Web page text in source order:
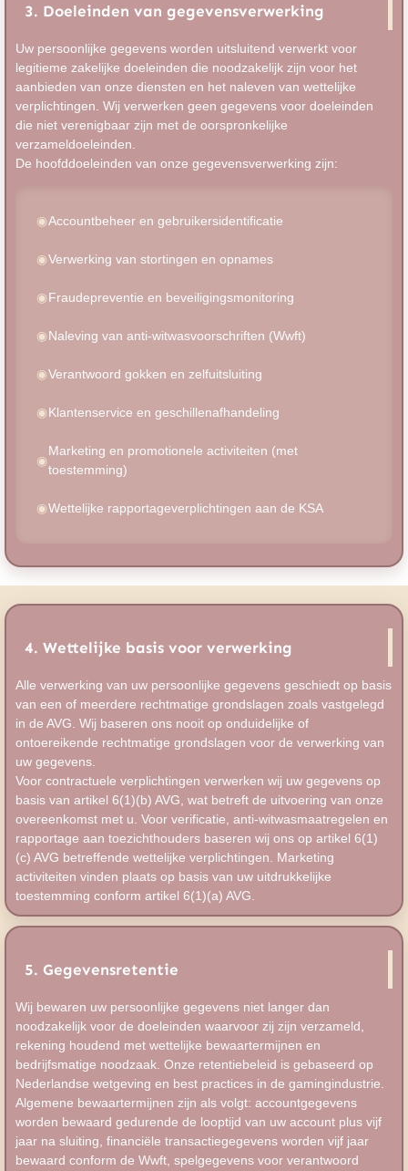
3. Doeleinden van gegevensverwerking
Uw persoonlijke gegevens worden uitsluitend verwerkt voor
legitieme zakelijke doeleinden die noodzakelijk zijn voor het
aanbieden van onze diensten en het naleven van wettelijke
verplichtingen. Wij verwerken geen gegevens voor doeleinden
die niet verenigbaar zijn met de oorspronkelijke
verzameldoeleinden.
De hoofddoeleinden van onze gegevensverwerking zijn:
Accountbeheer en gebruikersidentificatie
Verwerking van stortingen en opnames
Fraudepreventie en beveiligingsmonitoring
Naleving van anti-witwasvoorschriften (Wwft)
Verantwoord gokken en zelfuitsluiting
Klantenservice en geschillenafhandeling
Marketing en promotionele activiteiten (met
toestemming)
Wettelijke rapportageverplichtingen aan de KSA
4. Wettelijke basis voor verwerking
Alle verwerking van uw persoonlijke gegevens geschiedt op basis
van een of meerdere rechtmatige grondslagen zoals vastgelegd
in de AVG. Wij baseren ons nooit op onduidelijke of
ontoereikende rechtmatige grondslagen voor de verwerking van
uw gegevens.
Voor contractuele verplichtingen verwerken wij uw gegevens op
basis van artikel 6(1)(b) AVG, wat betreft de uitvoering van onze
overeenkomst met u. Voor verificatie, anti-witwasmaatregelen en
rapportage aan toezichthouders baseren wij ons op artikel 6(1)
(c) AVG betreffende wettelijke verplichtingen. Marketing
activiteiten vinden plaats op basis van uw uitdrukkelijke
toestemming conform artikel 6(1)(a) AVG.
5. Gegevensretentie
Wij bewaren uw persoonlijke gegevens niet langer dan
noodzakelijk voor de doeleinden waarvoor zij zijn verzameld,
rekening houdend met wettelijke bewaartermijnen en
bedrijfsmatige noodzaak. Onze retentiebeleid is gebaseerd op
Nederlandse wetgeving en best practices in de gamingindustrie.
Algemene bewaartermijnen zijn als volgt: accountgegevens
worden bewaard gedurende de looptijd van uw account plus vijf
jaar na sluiting, financiële transactiegegevens worden vijf jaar
bewaard conform de Wwft, spelgegevens voor verantwoord